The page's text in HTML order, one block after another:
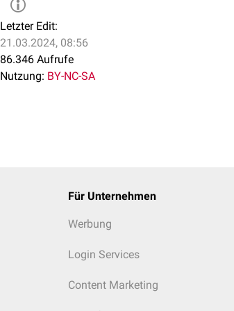
Letzter Edit:
21.03.2024, 08:56
86.346 Aufrufe
Nutzung: BY-NC-SA
Für Unternehmen
Werbung
Login Services
Content Marketing